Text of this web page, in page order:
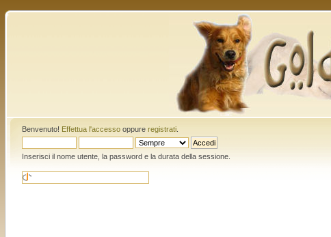
Benvenuto! Effettua l'accessooppure registrati.
Inserisci il nome utente, la password e la durata della sessione.